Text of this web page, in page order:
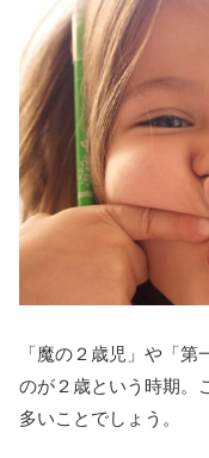
「魔の２歳児」や「
のが２歳という時期。
多いことでしょう。